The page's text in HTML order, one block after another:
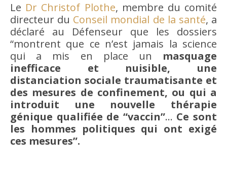
Le Dr Christof Plothe, membre du comité
directeur du Conseil mondial de la santé, a
déclaré au Défenseur que les dossiers
“montrent que ce n’est jamais la science
qui a mis en place un masquage
inefficace et nuisible, une
distanciation sociale traumatisante et
des mesures de confinement, ou qui a
introduit une nouvelle thérapie
génique qualifiée de “vaccin”… Ce sont
les hommes politiques qui ont exigé
ces mesures”.